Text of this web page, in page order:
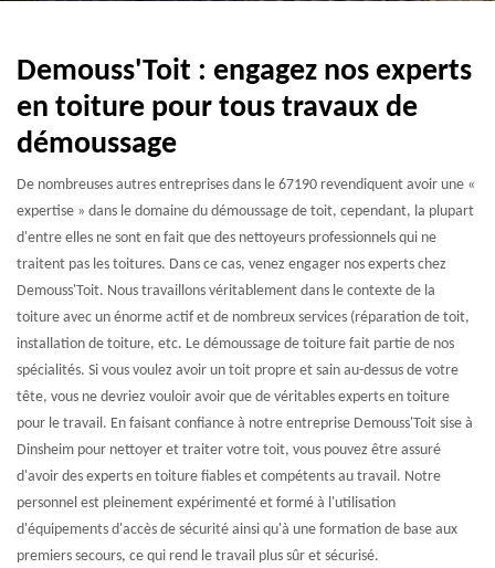
Demouss'Toit : engagez nos experts
en toiture pour tous travaux de
démoussage
De nombreuses autres entreprises dans le 67190 revendiquent avoir une «
expertise » dans le domaine du démoussage de toit, cependant, la plupart
d'entre elles ne sont en fait que des nettoyeurs professionnels qui ne
traitent pas les toitures. Dans ce cas, venez engager nos experts chez
Demouss'Toit. Nous travaillons véritablement dans le contexte de la
toiture avec un énorme actif et de nombreux services (réparation de toit,
installation de toiture, etc. Le démoussage de toiture fait partie de nos
spécialités. Si vous voulez avoir un toit propre et sain au-dessus de votre
tête, vous ne devriez vouloir avoir que de véritables experts en toiture
pour le travail. En faisant confiance à notre entreprise Demouss'Toit sise à
Dinsheim pour nettoyer et traiter votre toit, vous pouvez être assuré
d'avoir des experts en toiture fiables et compétents au travail. Notre
personnel est pleinement expérimenté et formé à l'utilisation
d'équipements d'accès de sécurité ainsi qu'à une formation de base aux
premiers secours, ce qui rend le travail plus sûr et sécurisé.